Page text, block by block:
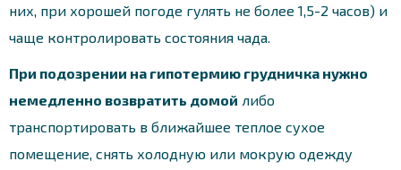
них, при хорошей погоде гулять не более 1,5-2 часов) и
чаще контролировать состояния чада.
При подозрении на гипотермию грудничка нужно
немедленно возвратить домой либо
транспортировать в ближайшее теплое сухое
помещение, снять холодную или мокрую одежду